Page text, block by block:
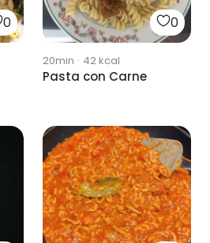
0 0
20min · 42kcal
Pasta con Carne